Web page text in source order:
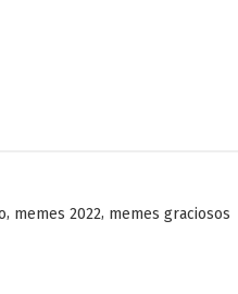
, memes 2022, memes graciosos